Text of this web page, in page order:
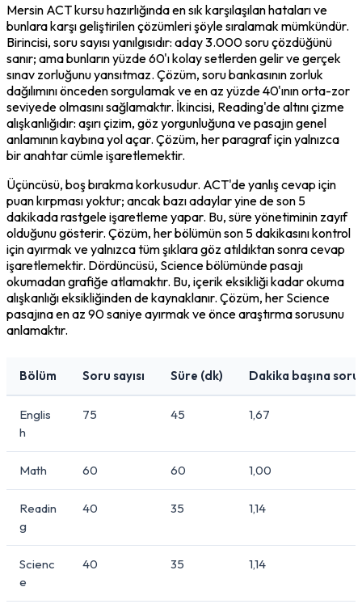
Mersin ACT kursu hazırlığında en sık karşılaşılan hataları ve
bunlara karşı geliştirilen çözümleri şöyle sıralamak mümkündür.
Birincisi, soru sayısı yanılgısıdır: aday 3.000 soru çözdüğünü
sanır; ama bunların yüzde 60'ı kolay setlerden gelir ve gerçek
sınav zorluğunu yansıtmaz. Çözüm, soru bankasının zorluk
dağılımını önceden sorgulamak ve en az yüzde 40'ının orta-zor
seviyede olmasını sağlamaktır. İkincisi, Reading'de altını çizme
alışkanlığıdır: aşırı çizim, göz yorgunluğuna ve pasajın genel
anlamının kaybına yol açar. Çözüm, her paragraf için yalnızca
bir anahtar cümle işaretlemektir.
Üçüncüsü, boş bırakma korkusudur. ACT'de yanlış cevap için
puan kırpması yoktur; ancak bazı adaylar yine de son 5
dakikada rastgele işaretleme yapar. Bu, süre yönetiminin zayıf
olduğunu gösterir. Çözüm, her bölümün son 5 dakikasını kontrol
için ayırmak ve yalnızca tüm şıklara göz atıldıktan sonra cevap
işaretlemektir. Dördüncüsü, Science bölümünde pasajı
okumadan grafiğe atlamaktır. Bu, içerik eksikliği kadar okuma
alışkanlığı eksikliğinden de kaynaklanır. Çözüm, her Science
pasajına en az 90 saniye ayırmak ve önce araştırma sorusunu
anlamaktır.
Bölüm Soru sayısı Süre (dk) Dakika başına soru
Englis
h
75 45 1,67
Math 60 60 1,00
Readin
g
40 35 1,14
Scienc
e
40 35 1,14